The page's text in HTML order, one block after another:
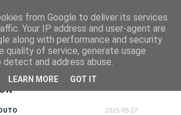
2015-05-27
from Google to deliver its services
Your IP address and user-agent are
along with performance and security
quality of service, generate usage
and address abuse.
LEARN MORE GOT IT